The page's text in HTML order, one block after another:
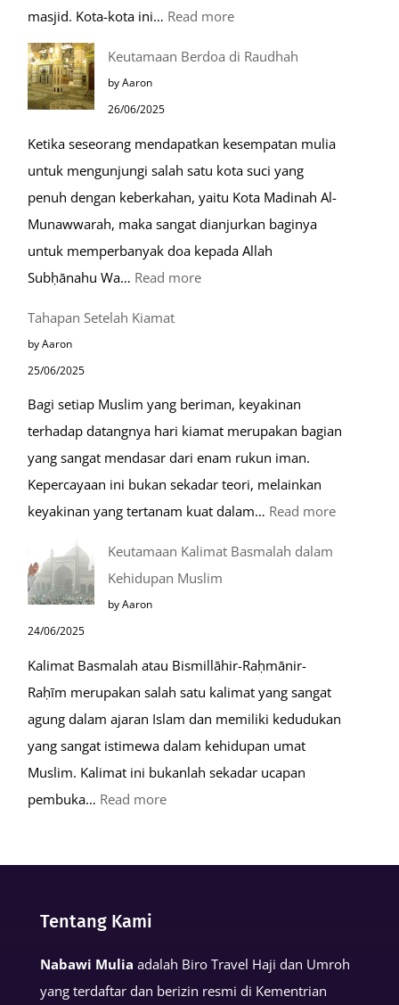
masjid. Kota-kota ini… Read more:
di
Eropa
Keutamaan Berdoa di Raudhah
by Aaron
26/06/2025
Ketika seseorang mendapatkan kesempatan mulia
untuk mengunjungi salah satu kota suci yang
penuh dengan keberkahan, yaitu Kota Madinah Al-
Munawwarah, maka sangat dianjurkan baginya
untuk memperbanyak doa kepada Allah
Subḥānahu Wa… Read more:
Tahapan Setelah Kiamat
by Aaron
25/06/2025
Bagi setiap Muslim yang beriman, keyakinan
terhadap datangnya hari kiamat merupakan bagian
yang sangat mendasar dari enam rukun iman.
Kepercayaan ini bukan sekadar teori, melainkan
keyakinan yang tertanam kuat dalam… Read more:
Keutamaan Kalimat Basmalah dalam
Kehidupan Muslim
by Aaron
24/06/2025
Kalimat Basmalah atau Bismillāhir-Raḥmānir-
Raḥīm merupakan salah satu kalimat yang sangat
agung dalam ajaran Islam dan memiliki kedudukan
yang sangat istimewa dalam kehidupan umat
Muslim. Kalimat ini bukanlah sekadar ucapan
pembuka… Read more:
Muslim
Tentang Kami
Nabawi Mulia adalah Biro Travel Haji dan Umroh
yang terdaftar dan berizin resmi di Kementrian